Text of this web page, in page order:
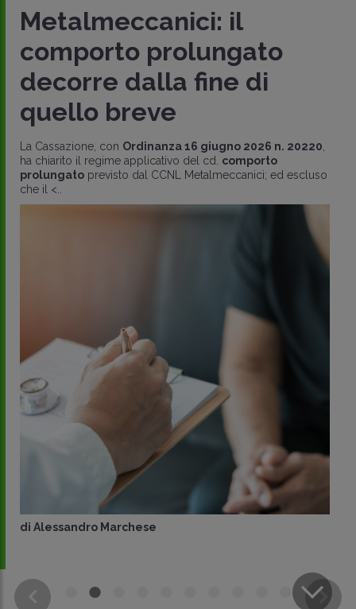
CONDIVIDI
Metalmeccanici: il
comporto prolungato
decorre dalla fine di
quello breve
La Cassazione, con Ordinanza 16 giugno 2026 n. 20220
ha chiarito il regime applicativo del cd. comporto
prolungato previsto dal CCNL Metalmeccanici; ed escluso
che il <..
di Alessandro Marchese